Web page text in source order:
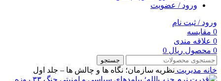
ورود / عضویت
ورود / ثبت نام
0 مقایسه
0 علاقه مندی
0 محصول ریال
جستجو
خانه مديريت نظریه سازمان؛ نگاه ها و چالش ها – جلد اول